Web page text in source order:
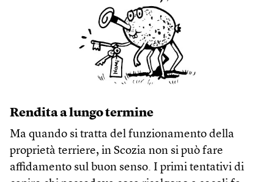
Rendita a lungo termine
Ma quando si tratta del funzionamento della
proprietà terriere, in Scozia non si può fare
affidamento sul buon senso. I primi tentativi di